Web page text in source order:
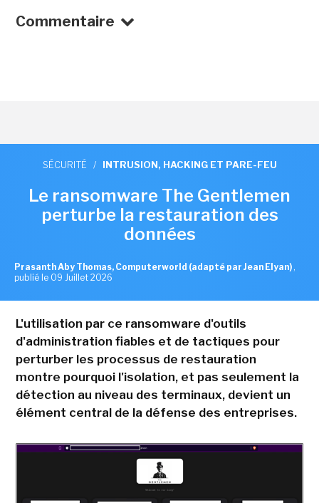
Commentaire
SÉCURITÉ / INTRUSION, HACKING ET PARE-FEU
Le ransomware The Gentlemen
perturbe la restauration des
données
Prasanth Aby Thomas, Computerworld (adapté par Jean Elyan) ,
publié le 09 Juillet 2026
L'utilisation par ce ransomware d'outils
d'administration fiables et de tactiques pour
perturber les processus de restauration
montre pourquoi l'isolation, et pas seulement la
détection au niveau des terminaux, devient un
élément central de la défense des entreprises.